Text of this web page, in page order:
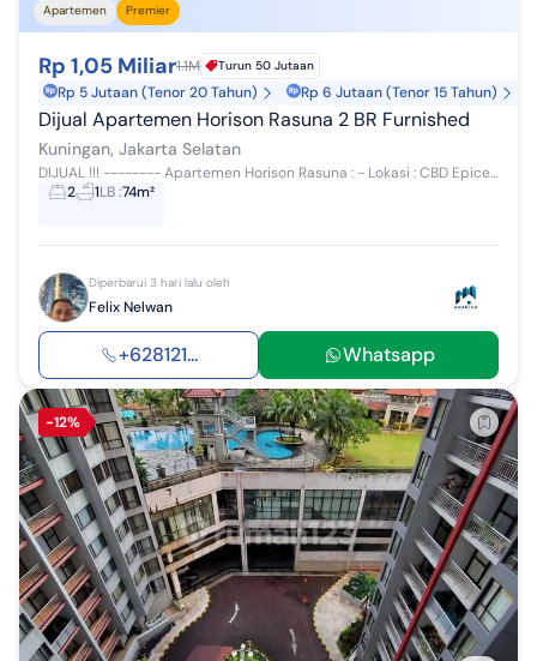
Apartemen Premier
Rp 1,05 Miliar1.1M Turun 50 Jutaan
Rp 5 Jutaan (Tenor 20 Tahun) Rp 6 Jutaan (Tenor 15 Tahun)
Dijual Apartemen Horison Rasuna 2 BR Furnished
Kuningan, Jakarta Selatan
DIJUAL !!! -------- Apartemen Horison Rasuna : - Lokasi : CBD Epicentrum Kuningan - Luas : (-/+) 74 m2 - Bedroom : 2 + 1 - Bathroom : 2 + 1 - Furni...
2
1LB:74m²
Diperbarui 3 hari lalu oleh
Felix Nelwan
+628121... Whatsapp
-12%